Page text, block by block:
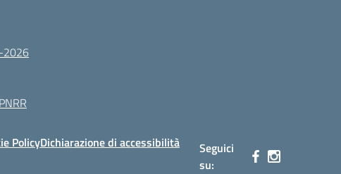
2026
PolicyDichiarazione di accessibilità
Seguici
su: